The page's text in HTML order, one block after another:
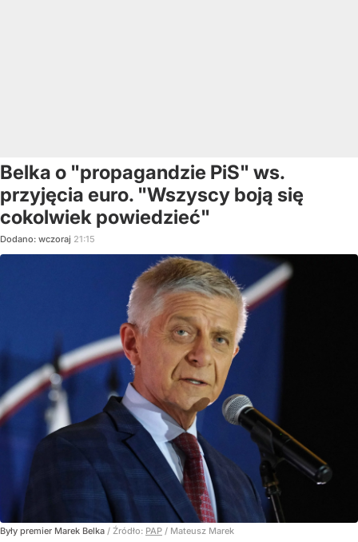
Belka o "propagandzie PiS" ws.
przyjęcia euro. "Wszyscy boją się
cokolwiek powiedzieć"
Dodano: wczoraj 21:15
Były premier Marek Belka / Źródło: PAP / Mateusz Marek